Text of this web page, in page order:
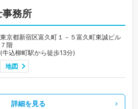
務所
東京都新宿区富久町１－５富久町東誠ビル
７階
(牛込柳町駅から徒歩13分)
地図
詳細を見る